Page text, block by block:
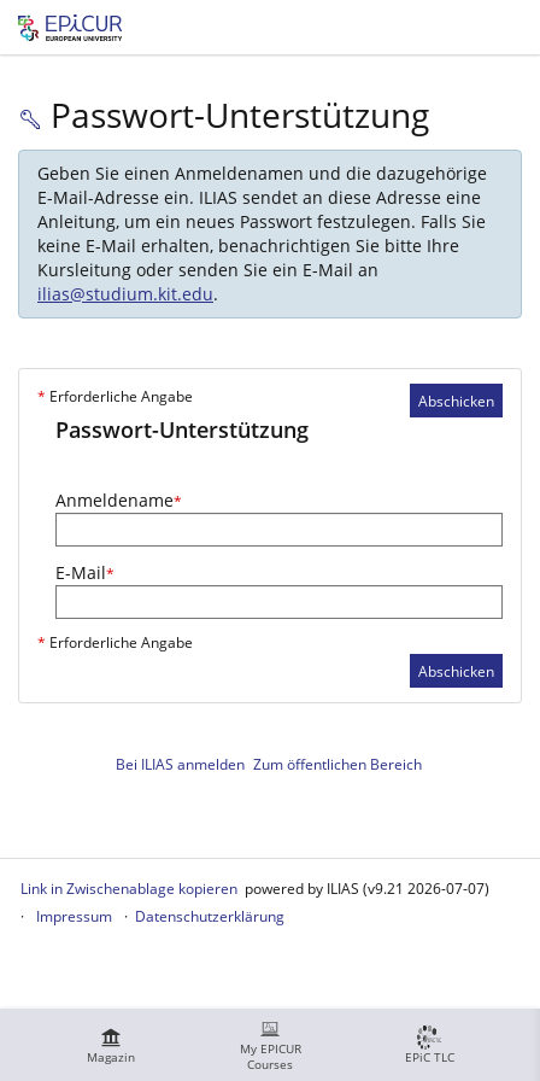
Magazin
My EPICUR
Courses
EPiC TLC
Passwort-Unterstützung
Geben Sie einen Anmeldenamen und die dazugehörige
E-Mail-Adresse ein. ILIAS sendet an diese Adresse eine
Anleitung, um ein neues Passwort festzulegen. Falls Sie
keine E-Mail erhalten, benachrichtigen Sie bitte Ihre
Kursleitung oder senden Sie ein E-Mail an
ilias@studium.kit.edu.
Abschicken
* Erforderliche Angabe
Passwort-Unterstützung
Anmeldename*
E-Mail*
* Erforderliche Angabe
Abschicken
Bei ILIAS anmelden Zum öffentlichen Bereich
Link in Zwischenablage kopieren powered by ILIAS (v9.21 2026-07-07)
Impressum
Datenschutzerklärung